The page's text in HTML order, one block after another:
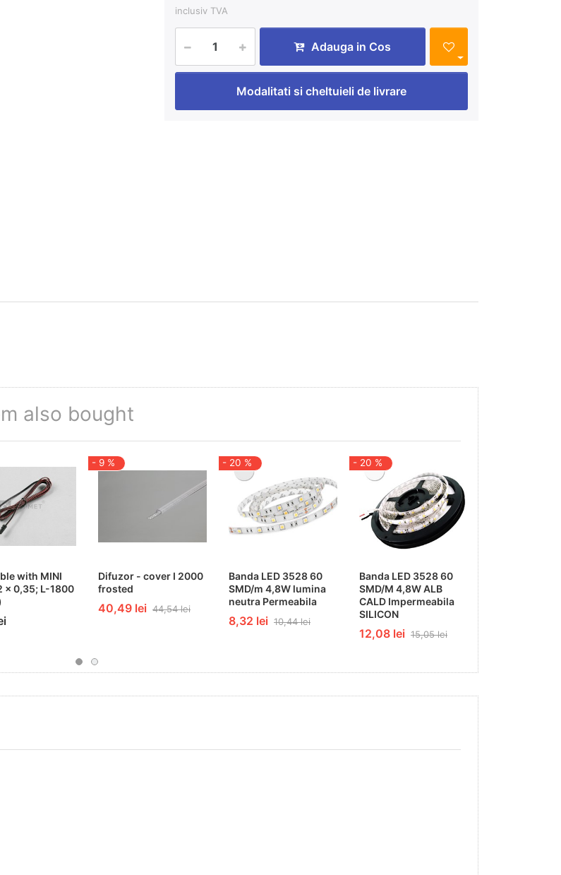
inclusiv TVA
Adauga in Cos
Modalitati si cheltuieli de livrare
also bought
with MINI
x 0,35; L-1800
- 9 %
Difuzor - cover I 2000
frosted
40,49 lei 44,54 lei
- 20 %
Banda LED 3528 60
SMD/m 4,8W lumina
neutra Permeabila
8,32 lei 10,44 lei
- 20 %
Banda LED 3528 60
SMD/M 4,8W ALB
CALD Impermeabila
SILICON
12,08 lei 15,05 lei